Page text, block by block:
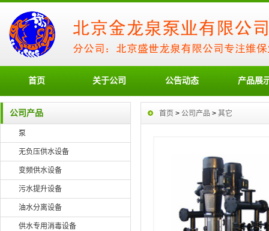
首页 关于公司 公告动态 产品展
公司产品
泵
无负压供水设备
变频供水设备
污水提升设备
油水分离设备
供水专用消毒设备
首页 > 公司产品 > 其它